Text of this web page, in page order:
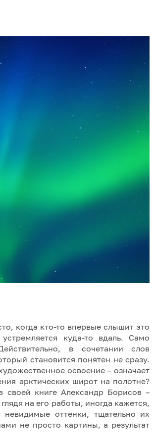
когда кто-то впервые слышит это
куда-то вдаль. Само
в сочетании слов
становится понятен не сразу.
освоение – означает
арктических широт на полотне?
книге Александр Борисов –
на его работы, иногда кажется,
оттенки, тщательно их
не просто картины, а результат